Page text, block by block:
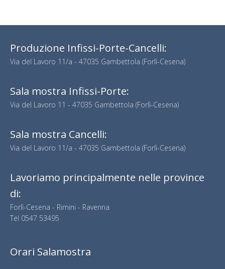
Produzione Infissi-Porte-Cancelli:
Via del Lavoro 11/a - 47035 Gambettola (Forlì-Cesena)
Sala mostra Infissi-Porte:
Via del Lavoro 11 - 47035 Gambettola (Forlì-Cesena)
Sala mostra Cancelli:
Via del Lavoro 11/a - 47035 Gambettola (Forlì-Cesena)
Lavoriamo principalmente nelle province
di:
Forlì-Cesena - Rimini - Ravenna
Tel 0547 53495
Orari Salamostra